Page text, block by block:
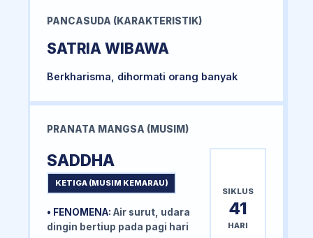
PANCASUDA (KARAKTERISTIK)
SATRIA WIBAWA
Berkharisma, dihormati orang banyak
PRANATA MANGSA (MUSIM)
SADDHA
KETIGA (MUSIM KEMARAU)
• FENOMENA: Air surut, udara
dingin bertiup pada pagi hari
SIKLUS
41
HARI